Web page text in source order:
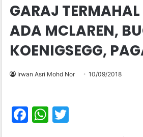
GARAJ
ADA MCLAREN,
KOENIGSEGG,
Irwan Asri Mohd Nor 10/09/2018
F
W